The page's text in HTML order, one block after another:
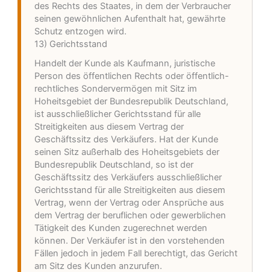
des Rechts des Staates, in dem der Verbraucher
seinen gewöhnlichen Aufenthalt hat, gewährte
Schutz entzogen wird.
13) Gerichtsstand
Handelt der Kunde als Kaufmann, juristische
Person des öffentlichen Rechts oder öffentlich-
rechtliches Sondervermögen mit Sitz im
Hoheitsgebiet der Bundesrepublik Deutschland,
ist ausschließlicher Gerichtsstand für alle
Streitigkeiten aus diesem Vertrag der
Geschäftssitz des Verkäufers. Hat der Kunde
seinen Sitz außerhalb des Hoheitsgebiets der
Bundesrepublik Deutschland, so ist der
Geschäftssitz des Verkäufers ausschließlicher
Gerichtsstand für alle Streitigkeiten aus diesem
Vertrag, wenn der Vertrag oder Ansprüche aus
dem Vertrag der beruflichen oder gewerblichen
Tätigkeit des Kunden zugerechnet werden
können. Der Verkäufer ist in den vorstehenden
Fällen jedoch in jedem Fall berechtigt, das Gericht
am Sitz des Kunden anzurufen.